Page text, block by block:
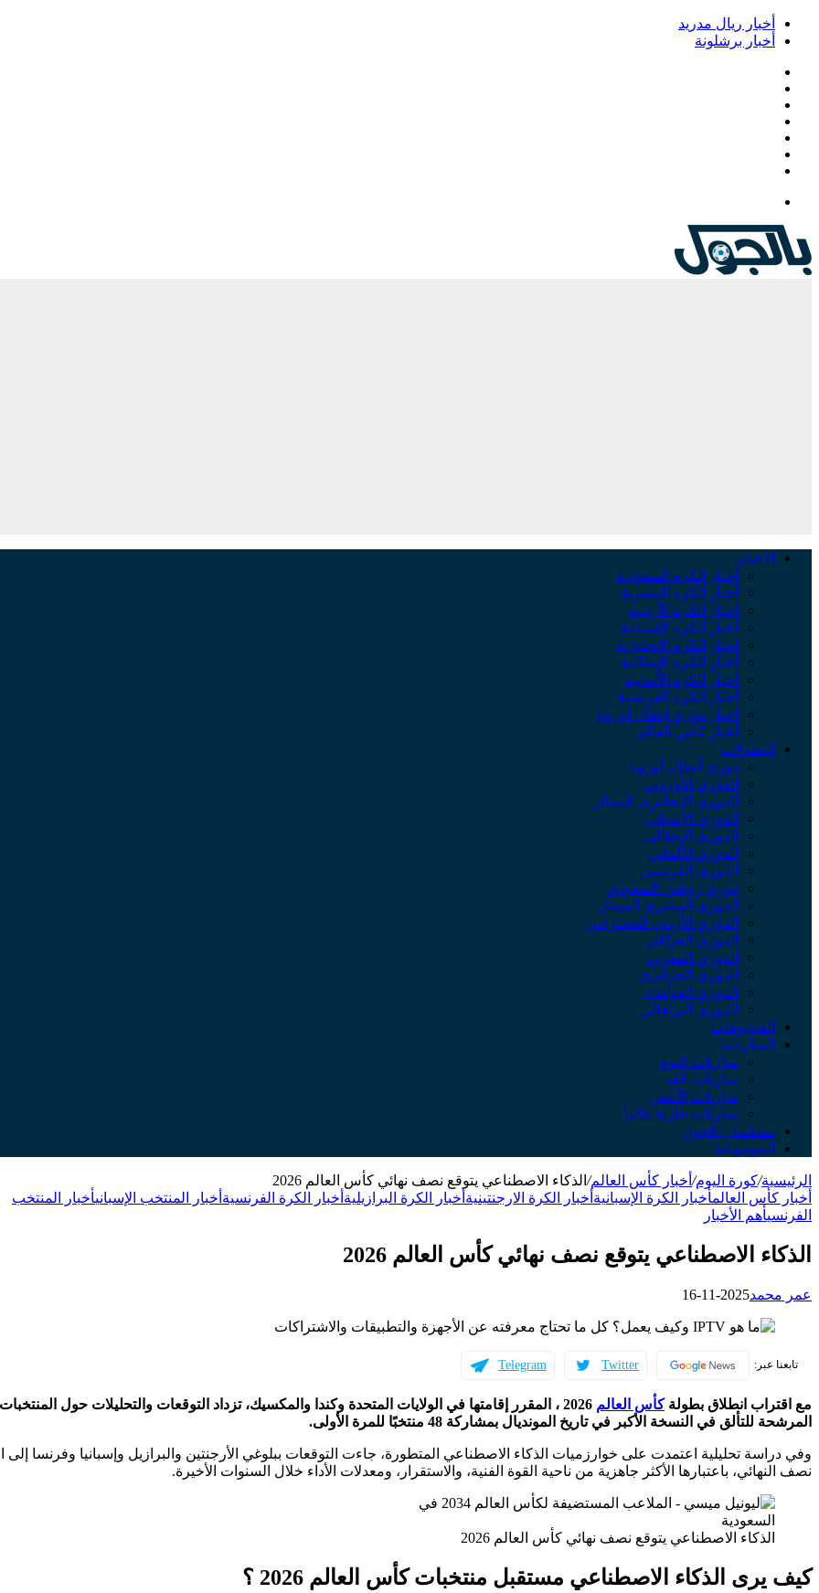
أخبار ريال مدريد
أخبار برشلونة
الأخبار
أخبار الكرة السعودية
أخبار الكرة المصرية
أخبار الكرة الأردنية
أخبار الكرة الإسبانية
أخبار الكرة الإنجليزية
أخبار الكرة الإيطالية
أخبار الكرة الألمانية
أخبار الكرة الفرنسية
أخبار دوري أبطال أوروبا
أخبار كأس العالم
البطولات
دوري أبطال أوروبا
الدوري الأوروبي
الدوري الإنجليزي الممتاز
الدوري الإسباني
الدوري الإيطالي
الدوري الألماني
الدوري الفرنسي
دوري روشن السعودي
الدوري المصري الممتاز
الدوري الأردني للمحترفين
الدوري العراقي
الدوري المغربي
الدوري الجزائري
الدوري الهولندي
الدوري البرتغالي
الفيديوهات
المباريات
مباريات اليوم
مباريات الغد
مباريات الأمس
مباريات جارية حالياً
مسلسل بالجول
الموسوعة
الرئيسية/كورة اليوم/ أخبار كأس العالم/ الذكاء الاصطناعي يتوقع نصف نهائي كأس العالم 2026
أخبار كأس العالمأخبار الكرة الإسبانية أخبار الكرة الارجنتينية أخبار الكرة البرازيلية أخبار الكرة الفرنسية أخبار المنتخب الإسبانيأخبار المنتخب
الفرنسيأهم الأخبار
الذكاء الاصطناعي يتوقع نصف نهائي كأس العالم 2026
عمر محمد2025-11-16
تابعنا عبر: Twitter
Telegram
مع اقتراب انطلاق بطولةكأس العالم
2026 ، المقرر إقامتها في الولايات المتحدة وكندا والمكسيك، تزداد التوقعات والتحليلات حول المنتخبات
المرشحة للتألق في النسخة الأكبر في تاريخ المونديال بمشاركة 48 منتخبًا للمرة الأولى.
وفي دراسة تحليلية اعتمدت على خوارزميات الذكاء الاصطناعي المتطورة، جاءت التوقعات ببلوغي الأرجنتين والبرازيل وإسبانيا وفرنسا إلى
نصف النهائي، باعتبارها الأكثر جاهزية من ناحية القوة الفنية، والاستقرار، ومعدلات الأداء خلال السنوات الأخيرة.
الذكاء الاصطناعي يتوقع نصف نهائي كأس العالم 2026
كيف يرى الذكاء الاصطناعي مستقبل منتخبات كأس العالم 2026 ؟